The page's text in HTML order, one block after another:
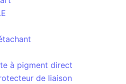
à pigment direct
de liaison